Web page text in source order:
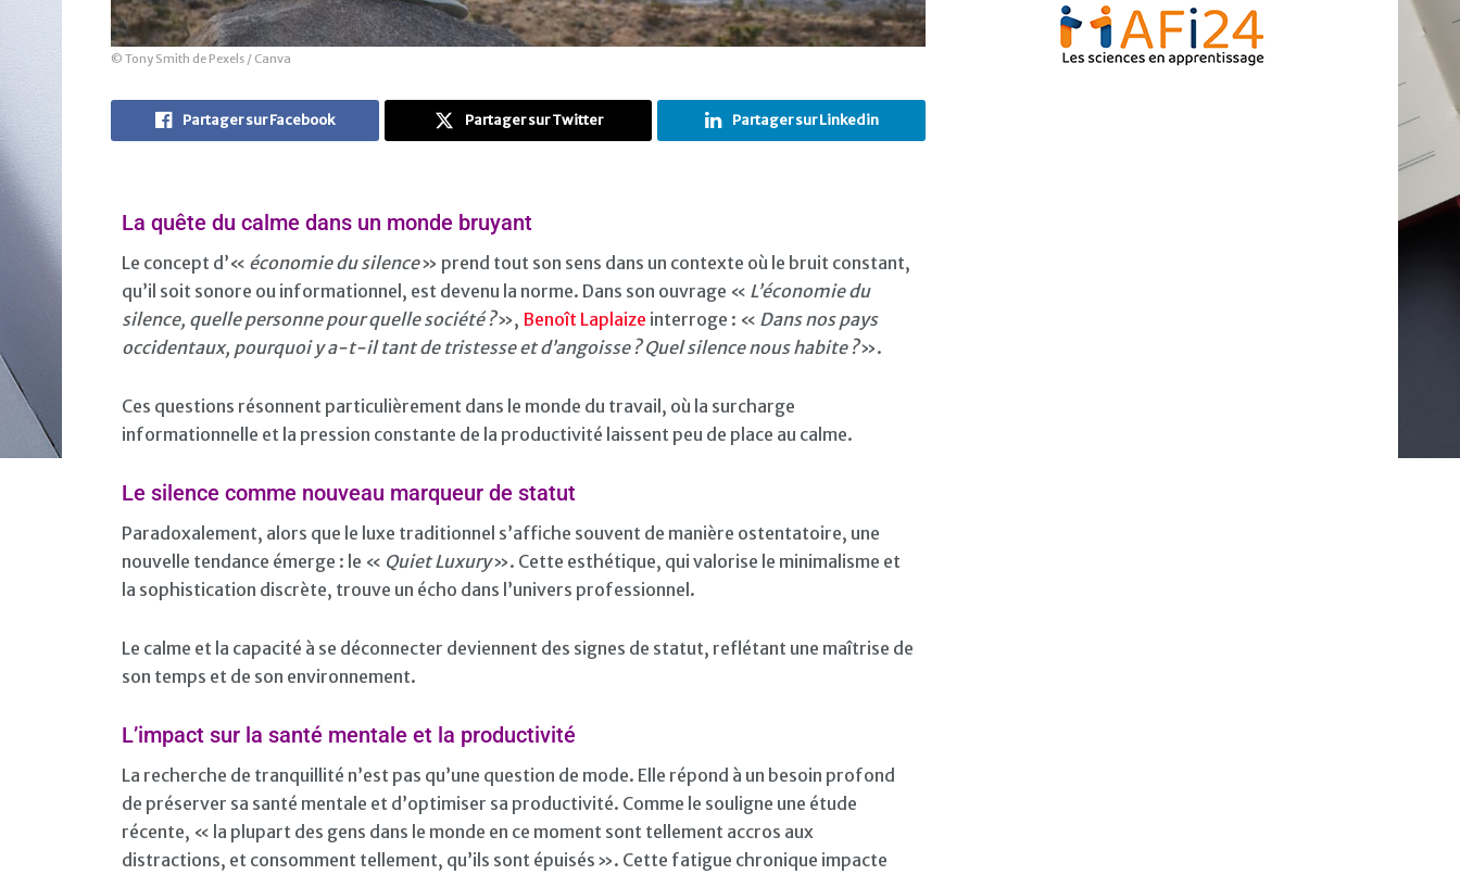
© Tony Smith de Pexels / Canva
Partager sur Facebook Partager sur Twitter Partager sur Linkedin
La quête du calme dans un monde bruyant
Le concept d’« économie du silence» prend tout son sens dans un contexte où le bruit constant,
qu’il soit sonore ou informationnel, est devenu la norme. Dans son ouvrage « L’économie du
silence, quelle personne pour quelle société ?», Benoît Laplaize interroge : « Dans nos pays
occidentaux, pourquoi y a-t-il tant de tristesse et d’angoisse ? Quel silence nous habite ?».
Ces questions résonnent particulièrement dans le monde du travail, où la surcharge
informationnelle et la pression constante de la productivité laissent peu de place au calme.
Le silence comme nouveau marqueur de statut
Paradoxalement, alors que le luxe traditionnel s’affiche souvent de manière ostentatoire, une
nouvelle tendance émerge : le « Quiet Luxury». Cette esthétique, qui valorise le minimalisme et
la sophistication discrète, trouve un écho dans l’univers professionnel.
Le calme et la capacité à se déconnecter deviennent des signes de statut, reflétant une maîtrise de
son temps et de son environnement.
L’impact sur la santé mentale et la productivité
La recherche de tranquillité n’est pas qu’une question de mode. Elle répond à un besoin profond
de préserver sa santé mentale et d’optimiser sa productivité. Comme le souligne une étude
récente, « la plupart des gens dans le monde en ce moment sont tellement accros aux
distractions, et consomment tellement, qu’ils sont épuisés ». Cette fatigue chronique impacte